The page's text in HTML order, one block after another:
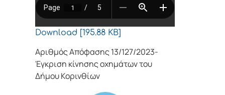
Download [195.88 KB]
Αριθμός Απόφασης 13/127/2023-
Έγκριση κίνησης οχημάτων του
Δήμου Κορινθίων